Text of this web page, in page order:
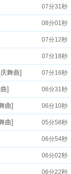
07分31秒
08分01秒
07分12秒
07分18秒
舞曲] 07分16秒
] 06分31秒
曲] 06分10秒
曲] 05分58秒
06分54秒
06分02秒
06分22秒